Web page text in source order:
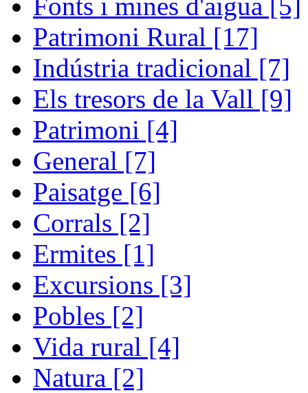
Patrimoni Rural [17]
Indústria tradicional [7]
Els tresors de la Vall [9]
Patrimoni [4]
General [7]
Paisatge [6]
Corrals [2]
Ermites [1]
Excursions [3]
Pobles [2]
Vida rural [4]
Natura [2]